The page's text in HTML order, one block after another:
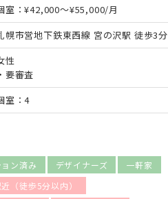
室：¥42,000～¥55,000/月
幌市営地下鉄東西線 宮の沢駅 徒歩3分
性
・要審査
室：4
ン済み デザイナーズ
一軒家
近（徒歩5分以内）